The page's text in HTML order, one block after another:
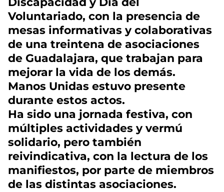
Voluntariado, con la presencia de
mesas informativas y colaborativas
de una treintena de asociaciones
de Guadalajara, que trabajan para
mejorar la vida de los demás.
Manos Unidas estuvo presente
durante estos actos.
Ha sido una jornada festiva, con
múltiples actividades y vermú
solidario, pero también
reivindicativa, con la lectura de los
manifiestos, por parte de miembros
de las distintas asociaciones.